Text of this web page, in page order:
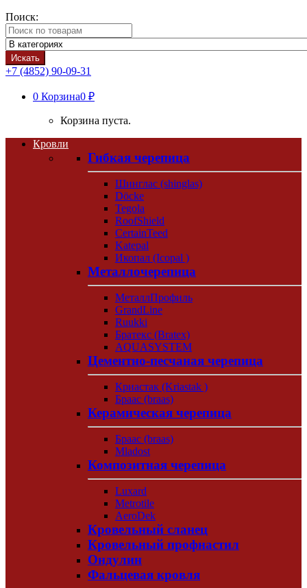
Поиск:
Искать
+7 (4852) 90-09-31
0 Корзина0 ₽
Корзина пуста.
Кровли
Гибкая черепица
Шинглас (shinglas)
Döcke
Tegola
RoofShield
CertainTeed
Katepal
Икопал (Icopal )
Металлочерепица
МеталлПрофиль
GrandLine
Ruukki
Братекс (Bratex)
AQUASYSTEM
Цементно-песчаная черепица
Криастак (Kriastak )
Браас (braas)
Керамическая черепица
Браас (braas)
Mladost
Композитная черепица
Luxard
Metrotile
AeroDek
Кровельный сланец
Кровельный профнастил
Ондулин
Фальцевая кровля